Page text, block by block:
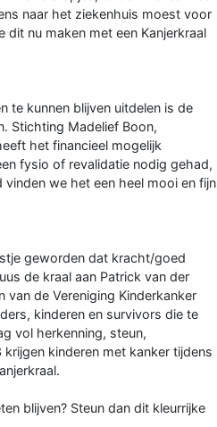
naar het ziekenhuis moest voor
nu maken met een Kanjerkraal
te kunnen blijven uitdelen is de
Stichting Madelief Boon,
het financieel mogelijk
fysio of revalidatie nodig gehad,
we het een heel mooi en fijn
geworden dat kracht/goed
de kraal aan Patrick van der
de Vereniging Kinderkanker
kinderen en survivors die te
vol herkenning, steun,
kinderen met kanker tijdens
blijven? Steun dan dit kleurrijke